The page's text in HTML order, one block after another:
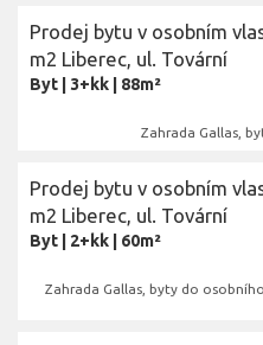
Prodej bytu v osobním
m2 Liberec, ul. Tovární
Byt 3+kk 88m²
Zahrada Gallas,
Prodej bytu v osobním
m2 Liberec, ul. Tovární
Byt 2+kk 60m²
Zahrada Gallas, byty do